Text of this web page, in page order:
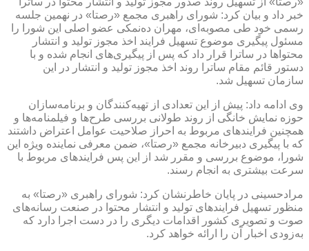
خبر داد و بیان کرد: شورای راهبری مجمع «رصتا» در نهمین جلسه
رسمی خود طی مصوبه‌ای، مهران ده‌نمکی عضو اصلی این شورا را
مسئول پیگیری موضوع تسهیل فرایند اخذ مجوز تولید و انتشار
محتواها در ساترا قرار داد که پس از پیگیری‌های انجام شده و با
دستور قائم‌ مقام ساترا روند اخذ مجوز تولید و انتشار در این
سازمان تسهیل شد.
وی ادامه داد: پیش از این تعدادی از تهیه‌کنندگان و برنامه‌سازان
حوزه نمایش خانگی از روند طولانی بررسی طرح‌ها و فیلمنامه‌ها و
همچنین فرایندهای مربوط به احراز صلاحیت عوامل اعتراض داشتند
که با پیگیری دبیرخانه مجمع «رصتا»، ضمن معرفی نماینده ویژه این
شورا، موضوع بررسی و مقرر شد از این پس فرایندهای مربوط با
سرعت بیشتری به انجام رسند.
مرادحسینی در پایان خاطرنشان کرد: شورای راهبری «رصتا» به‌
منظور تسهیل فرایندهای تولید و انتشار محتوا در صنعت رسانه‌های
صوت و تصویری کشور اقدامات دیگری را در دست اجرا دارد که
به‌زودی اخبار آن را ارائه خواهد کرد.